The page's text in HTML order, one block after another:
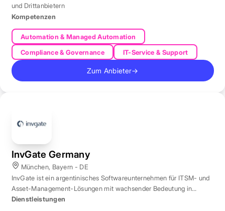
und Drittanbietern
Kompetenzen
Automation & Managed Automation
Compliance & Governance
IT-Service & Support
Zum Anbieter→
InvGate Germany
München, Bayern - DE
InvGate ist ein argentinisches Softwareunternehmen für ITSM- und
Asset-Management-Lösungen mit wachsender Bedeutung in
Europa.
Dienstleistungen